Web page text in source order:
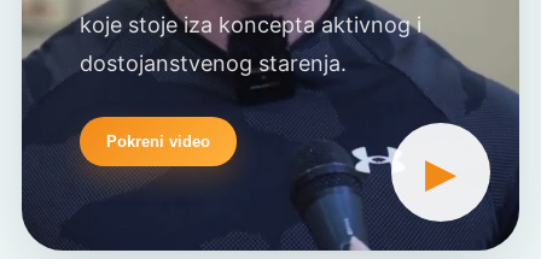
koje stoje iza koncepta aktivnog i
dostojanstvenog starenja.
Pokreni video
▶